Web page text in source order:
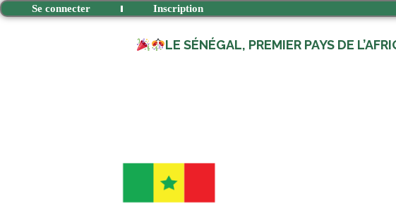
Se connecter Inscription
LE SÉNÉGAL, PREMIER PAYS DE